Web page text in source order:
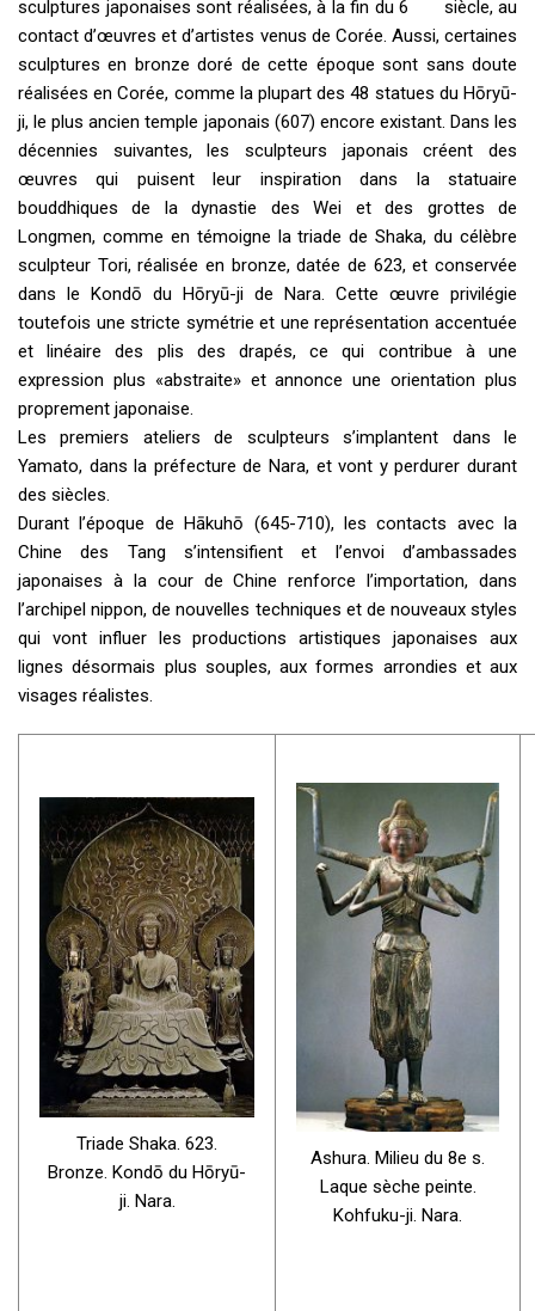
sculptures japonaises sont réalisées, à la fin du 6
siècle, au
contact d’œuvres et d’artistes venus de Corée. Aussi, certaines
sculptures en bronze doré de cette époque sont sans doute
réalisées en Corée, comme la plupart des 48 statues du Hōryū-
ji, le plus ancien temple japonais (607) encore existant. Dans les
décennies suivantes, les sculpteurs japonais créent des
œuvres qui puisent leur inspiration dans la statuaire
bouddhiques de la dynastie des Wei et des grottes de
Longmen, comme en témoigne la triade de Shaka, du célèbre
sculpteur Tori, réalisée en bronze, datée de 623, et conservée
dans le Kondō du Hōryū-ji de Nara. Cette œuvre privilégie
toutefois une stricte symétrie et une représentation accentuée
et linéaire des plis des drapés, ce qui contribue à une
expression plus «abstraite» et annonce une orientation plus
proprement japonaise.
Les premiers ateliers de sculpteurs s’implantent dans le
Yamato, dans la préfecture de Nara, et vont y perdurer durant
des siècles.
Durant l’époque de Hākuhō (645-710), les contacts avec la
Chine des Tang s’intensifient et l’envoi d’ambassades
japonaises à la cour de Chine renforce l’importation, dans
l’archipel nippon, de nouvelles techniques et de nouveaux styles
qui vont influer les productions artistiques japonaises aux
lignes désormais plus souples, aux formes arrondies et aux
visages réalistes.
Triade Shaka. 623.
Bronze. Kondō du Hōryū-
ji. Nara.
Ashura. Milieu du 8e s.
Laque sèche peinte.
Kohfuku-ji. Nara.